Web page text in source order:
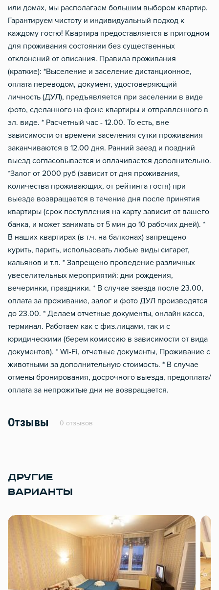
или домах, мы располагаем большим выбором квартир.
Гарантируем чистоту и индивидуальный подход к
каждому гостю! Квартира предоставляется в пригодном
для проживания состоянии без существенных
отклонений от описания. Правила проживания
(краткие): *Выселение и заселение дистанционное,
оплата переводом, документ, удостоверяющий
личность (ДУЛ), предъявляется при заселении в виде
фото, сделанного на фоне квартиры и отправленного в
эл. виде. * Расчетный час - 12.00. То есть, вне
зависимости от времени заселения сутки проживания
заканчиваются в 12.00 дня. Ранний заезд и поздний
выезд согласовывается и оплачивается дополнительно.
*Залог от 2000 руб (зависит от дня проживания,
количества проживающих, от рейтинга гостя) при
выезде возвращается в течение дня после принятия
квартиры (срок поступления на карту зависит от вашего
банка, и может занимать от 5 мин до 10 рабочих дней). *
В наших квартирах (в т.ч. на балконах) запрещено
курить, парить, использовать любые виды сигарет,
кальянов и т.п. * Запрещено проведение различных
увеселительных мероприятий: дни рождения,
вечеринки, праздники. * В случае заезда после 23.00,
оплата за проживание, залог и фото ДУЛ производятся
до 23.00. * Делаем отчетные документы, онлайн касса,
терминал. Работаем как с физ.лицами, так и с
юридическими (берем комиссию в зависимости от вида
документов). * Wi-Fi, отчетные документы, Проживание с
животными за дополнительную стоимость. * В случае
отмены бронирования, досрочного выезда, предоплата/
оплата за непрожитые дни не возвращается.
Отзывы 0 отзывов
ДРУГИЕ
ВАРИАНТЫ